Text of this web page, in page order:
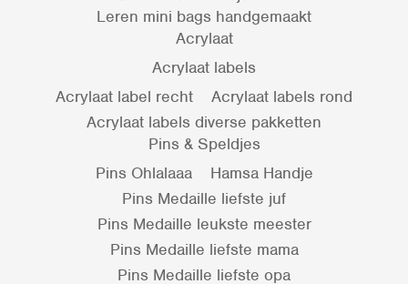
Leren mini bags handgemaakt
Acrylaat
Acrylaat labels
Acrylaat label recht
Acrylaat labels rond
Acrylaat labels diverse pakketten
Pins & Speldjes
Pins Ohlalaaa
Hamsa Handje
Pins Medaille liefste juf
Pins Medaille leukste meester
Pins Medaille liefste mama
Pins Medaille liefste opa